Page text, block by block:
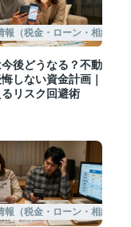
報（税金・ローン・相続な
後どうなる？不動
しない資金計画｜
リスク回避術
報（税金・ローン・相続な